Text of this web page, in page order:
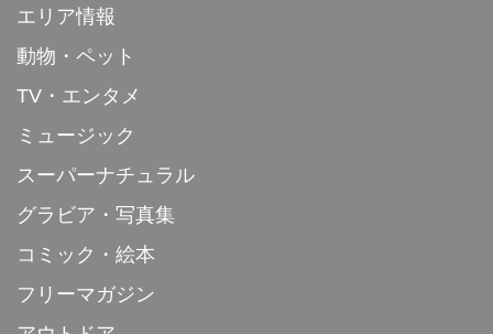
エリア情報
動物・ペット
TV・エンタメ
ミュージック
スーパーナチュラル
グラビア・写真集
コミック・絵本
フリーマガジン